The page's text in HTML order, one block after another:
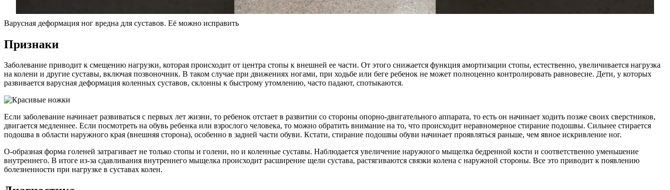
Варусная деформация ног вредна для суставов. Её можно исправить
Признаки
Заболевание приводит к смещению нагрузки, которая происходит от центра стопы к внешней ее части. От этого снижается функция амортизации стопы, естественно, увеличивается нагрузка
на колени и другие суставы, включая позвоночник. В таком случае при движениях ногами, при ходьбе или беге ребенок не может полноценно контролировать равновесие. Дети, у которых
развивается варусная деформация коленных суставов, склонны к быстрому утомлению, часто падают, спотыкаются.
Если заболевание начинает развиваться с первых лет жизни, то ребенок отстает в развитии со стороны опорно-двигательного аппарата, то есть он начинает ходить позже своих сверстников,
двигается медленнее. Если посмотреть на обувь ребенка или взрослого человека, то можно обратить внимание на то, что происходит неравномерное стирание подошвы. Сильнее стирается
подошва в области наружного края (внешняя сторона), особенно в задней части обуви. Кстати, стирание подошвы обуви начинает проявляться раньше, чем явное искривление ног.
О-образная форма голеней затрагивает не только стопы и голени, но и коленные суставы. Наблюдается увеличение наружного мыщелка бедренной кости и соответственно уменьшение
внутреннего. В итоге из-за сдавливания внутреннего мыщелка происходит расширение щели сустава, растягиваются связки колена с наружной стороны. Все это приводит к появлению
болезненности при нагрузке в суставах колен.